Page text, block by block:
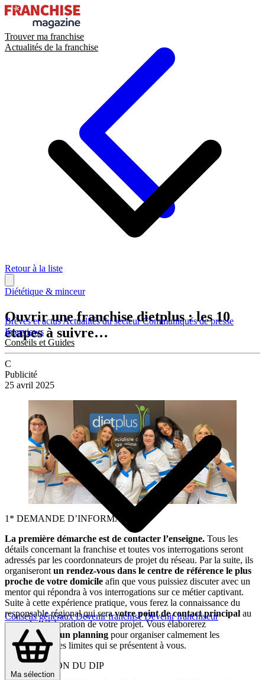
Trouver ma franchise
Actualités de la franchise
Brèves et actusActualités du secteurCommuniqués de presse
Interviews
Conseils et Guides
Conseils générauxDevenir franchiséDevenir franchiseur
Ma sélection
Retour à la liste
Diététique & minceur
Ouvrir une franchise dietplus : les 10
étapes à suivre…
C
Publicité
25 avril 2025
1* DEMANDE D’INFORMATIONS
La première démarche est de contacter l’enseigne. Tous les
détails concernant la franchise et toutes vos interrogations seront
adressés par les coordonnateurs de projet du réseau. Par la suite, ils
organiseront un rendez-vous dans le centre de référence le plus
proche de votre domicile afin que vous puissiez discuter avec un
mentor qui répondra à vos interrogations sur ce métier captivant.
Suite à cette expérience pratique, vous ferez la connaissance du
responsable régional qui seravotre point de contact principal au
cours de l’élaboration de votre projet. Vous élaborerez
conjointement un planning pour organiser calmement les
prochaines dates limites qui se présentent à vous.
2* RECEPTION DU DIP